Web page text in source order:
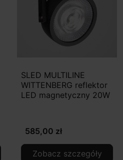
SLED MULTILINE
WITTENBERG reflektor
LED magnetyczny 20W
585,00 zł
Zobacz szczegóły